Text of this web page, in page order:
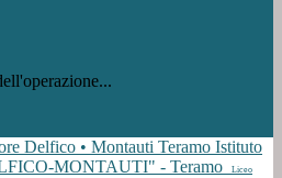
Istituto
MONTAUTI" - Teramo
Liceo